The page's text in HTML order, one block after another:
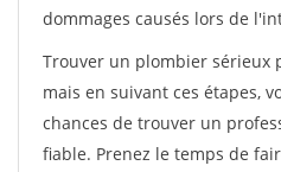
dommages causés lors de
Trouver un plombier sérieux
mais en suivant ces étapes,
chances de trouver un
fiable. Prenez le temps de